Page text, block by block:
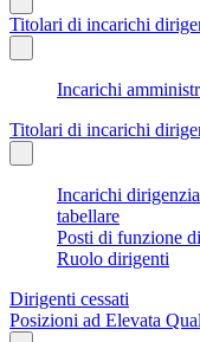
Titolari di incarichi
Incarichi
Titolari di incarichi
Incarichi
tabellare
Posti di funzione
Ruolo dirigenti
Dirigenti cessati
Posizioni ad Elevata